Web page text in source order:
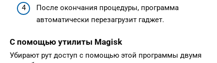
После окончания процедуры, программа
автоматически перезагрузит гаджет.
С помощью утилиты Magisk
Убирают рут доступ с помощью этой программы двумя